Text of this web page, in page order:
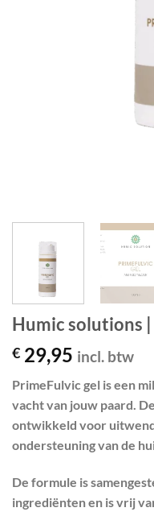
Humic solutions
€ 29,95 incl. btw
PrimeFulvic gel is een
vacht van jouw paard.
ontwikkeld voor
ondersteuning van de
De formule is
ingrediënten en is vrij